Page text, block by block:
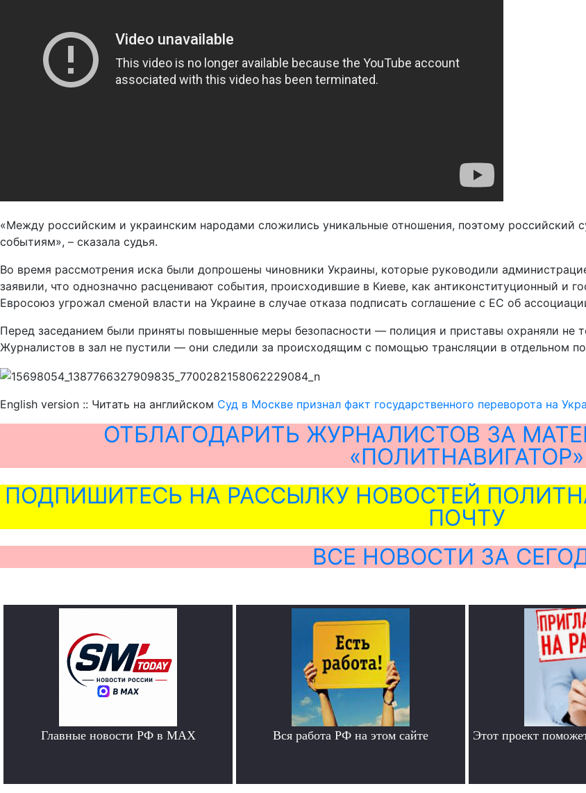
«Между российским и украинским народами сложились уникальные отношения, поэтому российский
событиям», – сказала судья.
Во время рассмотрения иска были допрошены чиновники Украины, которые руководили
заявили, что однозначно расценивают события, происходившие в Киеве, как антиконституционный и
Евросоюз угрожал сменой власти на Украине в случае отказа подписать соглашение с ЕС об
Перед заседанием были приняты повышенные меры безопасности — полиция и приставы охраняли не
Журналистов в зал не пустили — они следили за происходящим с помощью трансляции в отдельном
English version :: Читать на английском Суд в Москве признал факт государственного переворота на
ОТБЛАГОДАРИТЬ ЖУРНАЛИСТОВ ЗА
«ПОЛИТНАВИГАТОР»
ПОДПИШИТЕСЬ НА РАССЫЛКУ НОВОСТЕЙ
ПОЧТУ
ВСЕ НОВОСТИ ЗА
Главные новости РФ в MAX Вся работа РФ на этом сайте Этот проект